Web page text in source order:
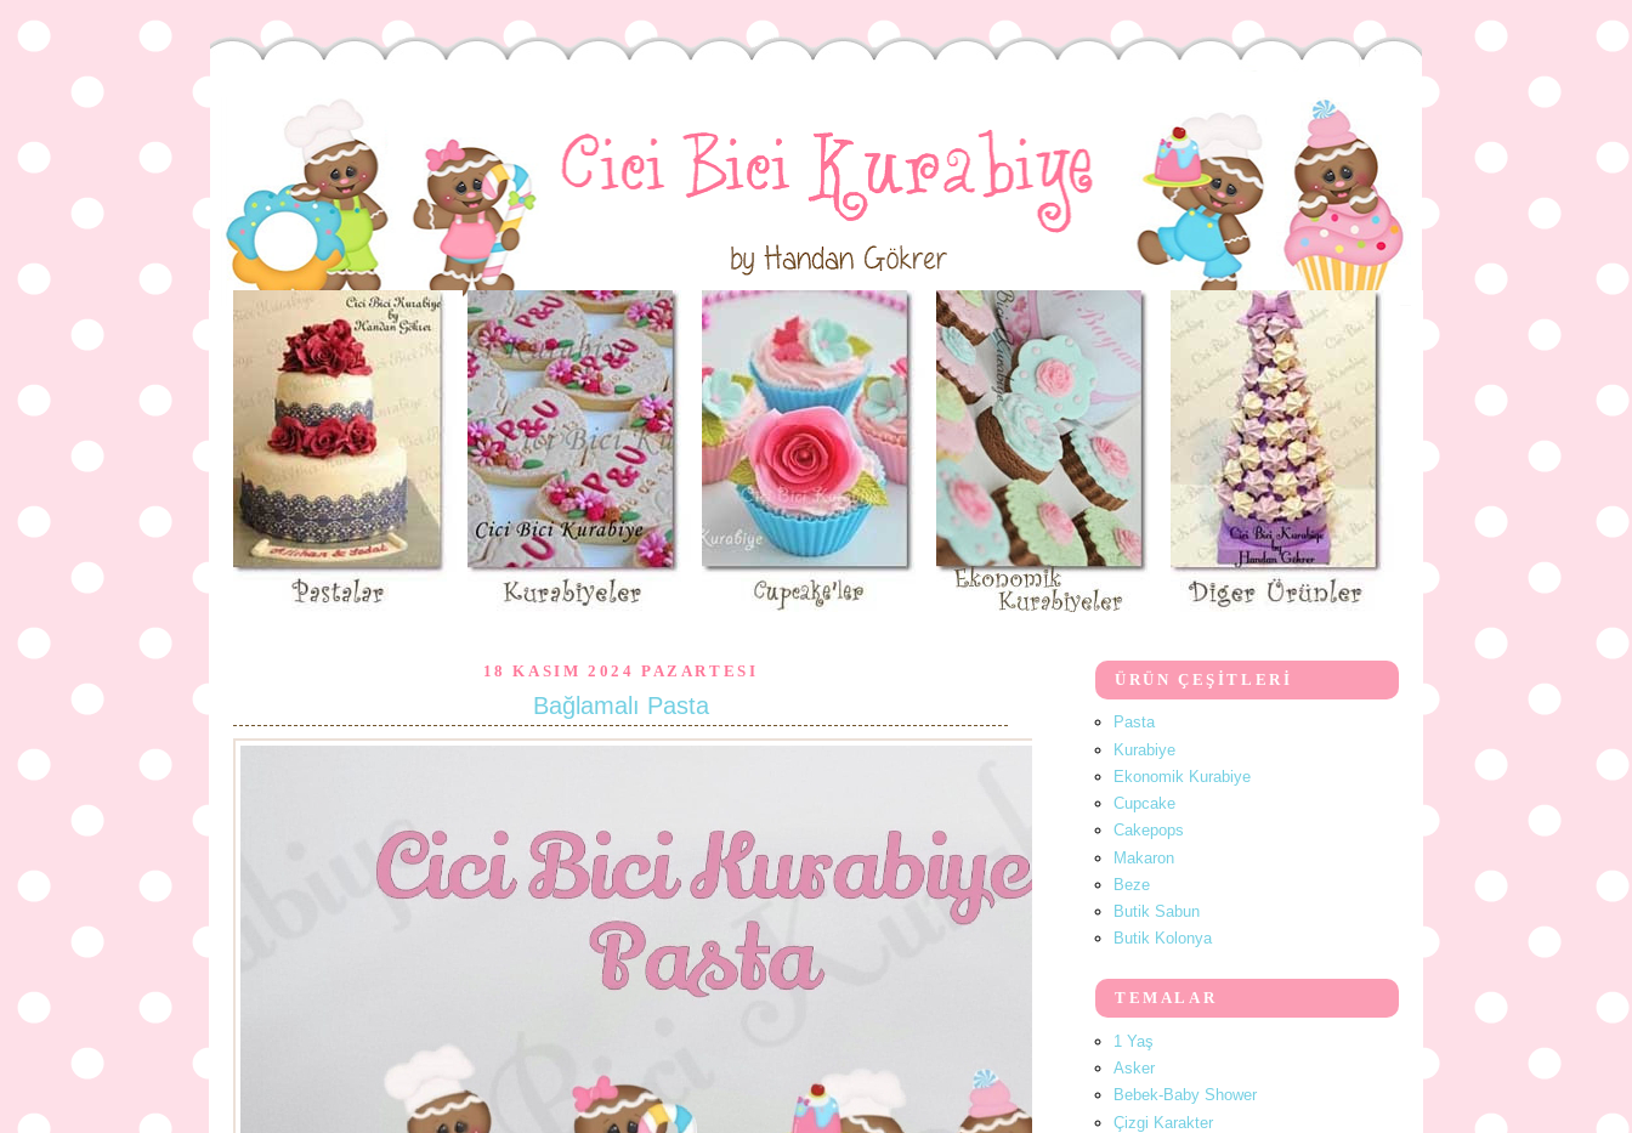
18 KASIM 2024 PAZARTESI
Bağlamalı Pasta
ÜRÜN ÇEŞİTLERİ
Pasta
Kurabiye
Ekonomik Kurabiye
Cupcake
Cakepops
Makaron
Beze
Butik Sabun
Butik Kolonya
TEMALAR
1 Yaş
Asker
Bebek-Baby Shower
Çizgi Karakter